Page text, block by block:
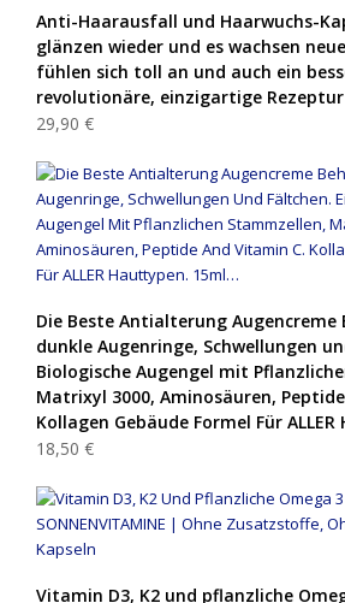
Anti-Haarausfall und Haarwuchs-
glänzen wieder und es wachsen
fühlen sich toll an und auch ein
revolutionäre, einzigartige Rezeptur
29,90 €
Die Beste Antialterung
dunkle Augenringe, Schwellungen
Biologische Augengel mit
Matrixyl 3000, Aminosäuren,
Kollagen Gebäude Formel Für
18,50 €
Vitamin D3, K2 und pflanzliche